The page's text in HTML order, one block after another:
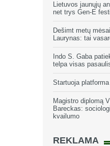
Lietuvos jaunųjų
net trys Gen-E
Dešimt metų
Laurynas: tai
Indo S. Gaba
telpa visas
Startuoja platforma
Magistro diplomą
Bareckas:
kvailumo
REKLAMA